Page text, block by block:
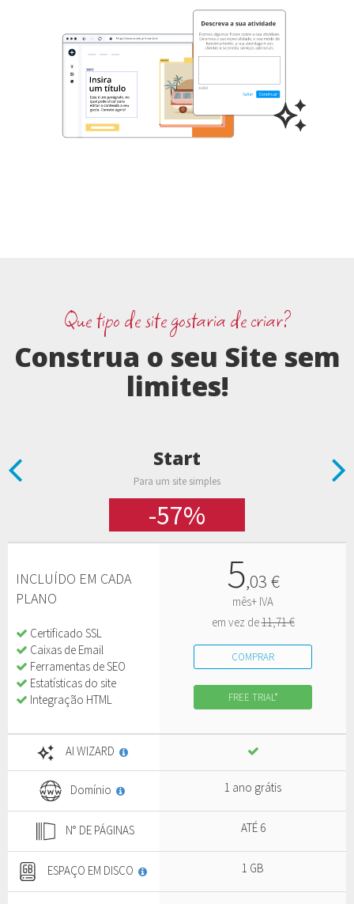
Que tipo de site gostaria de criar?
Construa o seu Site sem
limites!
Start
Para um site simples
-57%
INCLUÍDO EM CADA
PLANO
Certificado SSL
Caixas de Email
Ferramentas de SEO
Estatísticas do site
Integração HTML
5,03 €
mês+ IVA
em vez de11,71 €
COMPRAR
FREE TRIAL*
AI WIZARD
Domínio 1 ano grátis
N° DE PÁGINAS ATÉ 6
ESPAÇO EM DISCO 1 GB